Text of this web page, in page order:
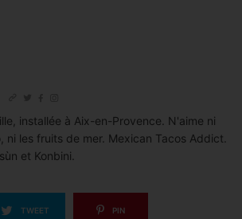
installée à Aix-en-Provence. N'aime ni
ni les fruits de mer. Mexican Tacos Addict.
et Konbini.
TWEET PIN